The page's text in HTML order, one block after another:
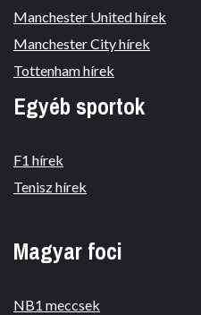
Manchester United hírek
Manchester City hírek
Tottenham hírek
Egyéb sportok
F1 hírek
Tenisz hírek
Magyar foci
NB1 meccsek